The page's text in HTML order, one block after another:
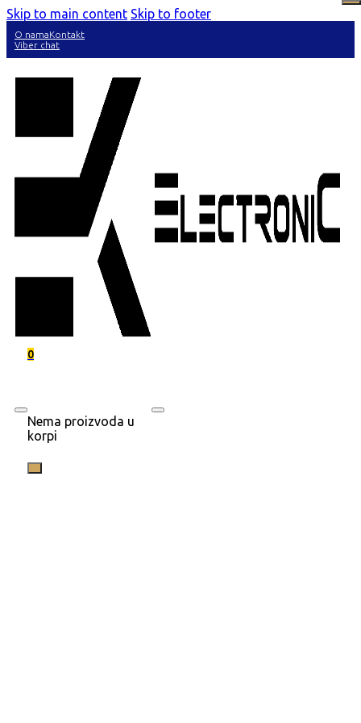
Skip to main content Skip to footer
O namaKontakt
Viber chat
0
Nema proizvoda u
korpi